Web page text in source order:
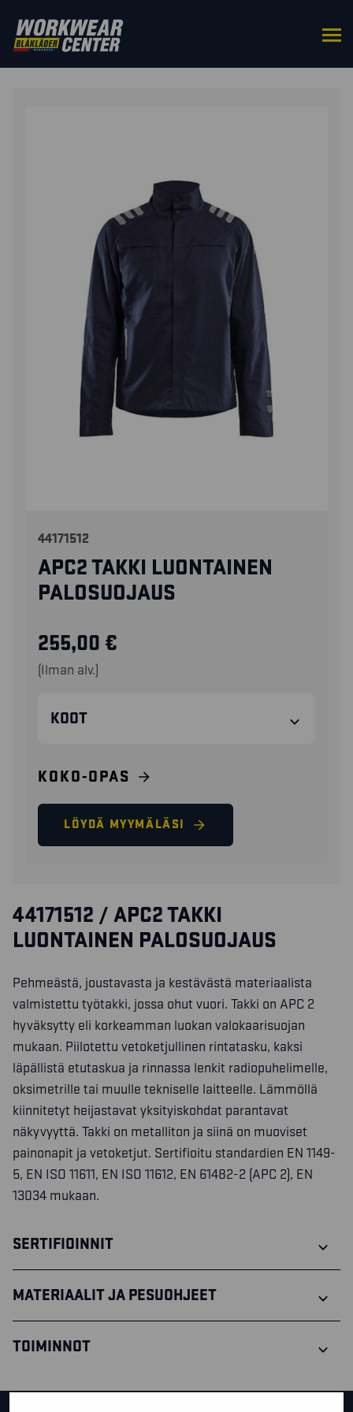
ETUSIVU/YLÄOSAT
44171512
APC2 TAKKI LUONTAINEN
PALOSUOJAUS
255,00 €
(Ilman alv.)
KOOT
KOKO-OPAS
LÖYDÄ MYYMÄLÄSI
44171512 / APC2 TAKKI
LUONTAINEN PALOSUOJAUS
Pehmeästä, joustavasta ja kestävästä materiaalista
valmistettu työtakki, jossa ohut vuori. Takki on APC 2
hyväksytty eli korkeamman luokan valokaarisuojan
mukaan. Piilotettu vetoketjullinen rintatasku, kaksi
läpällistä etutaskua ja rinnassa lenkit radiopuhelimelle,
oksimetrille tai muulle tekniselle laitteelle. Lämmöllä
kiinnitetyt heijastavat yksityiskohdat parantavat
näkyvyyttä. Takki on metalliton ja siinä on muoviset
painonapit ja vetoketjut. Sertifioitu standardien EN 1149-
5, EN ISO 11611, EN ISO 11612, EN 61482-2 (APC 2), EN
13034 mukaan.
SERTIFIOINNIT
MATERIAALIT JA PESUOHJEET
TOIMINNOT